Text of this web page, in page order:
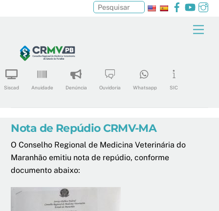
content
Facebook
Siscad Anuidade Denúncia Ouvidoria Whatsapp SIC
Pesquisar
Nota de Repúdio CRMV-MA
O Conselho Regional de Medicina Veterinária do
Maranhão emitiu nota de repúdio, conforme
documento abaixo: